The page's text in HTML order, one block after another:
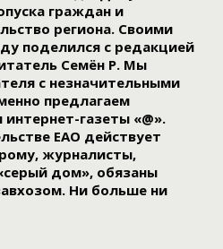
граждан и
региона. Своими
поделился с редакцией
Семён Р. Мы
с незначительными
предлагаем
газеты «@».
ЕАО действует
журналисты,
дом», обязаны
Ни больше ни